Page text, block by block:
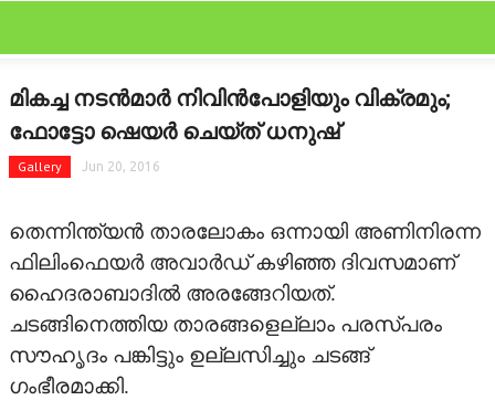
FEATURED
FILM SCAN
REVIEW
GALLERY
GOSSIPS
LATEST
മികച്ച നടന്‍മാര്‍ നിവിന്‍പോളിയും വിക്രമും;
ഫോട്ടോ ഷെയര്‍ ചെയ്ത് ധനുഷ്
Gallery Jun 20, 2016
തെന്നിന്ത്യന്‍ താരലോകം ഒന്നായി അണിനിരന്ന
ഫിലിംഫെയര്‍ അവാര്‍ഡ് കഴിഞ്ഞ ദിവസമാണ്
ഹൈദരാബാദില്‍ അരങ്ങേറിയത്.
ചടങ്ങിനെത്തിയ താരങ്ങളെല്ലാം പരസ്പരം
സൗഹൃദം പങ്കിട്ടും ഉല്ലസിച്ചും ചടങ്ങ്
ഗംഭീരമാക്കി.